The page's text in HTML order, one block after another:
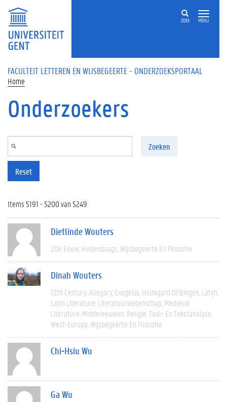
Overslaan en naar de inhoud gaan
ZOEK MENU
FACULTEIT LETTEREN EN WIJSBEGEERTE - ONDERZOEKSPORTAAL
Home
Onderzoekers
Zoeken
Reset
Items 5191 - 5200 van 5249
Dietlinde Wouters
20e Eeuw Hedendaags Wijsbegeerte En Filosofie
Dinah Wouters
12th Century Allegory Exegesis Hildegard Of Bingen Latijn
Latin Literature Literatuurwetenschap Medieval
Literature Middeleeuwen Religie Taal- En Tekstanalyse
West-Europa Wijsbegeerte En Filosofie
Chi-Hsiu Wu
Ga Wu